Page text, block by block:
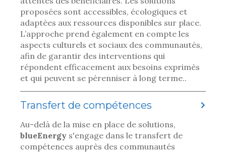
proposées sont accessibles, écologiques et
adaptées aux ressources disponibles sur place.
L’approche prend également en compte les
aspects culturels et sociaux des communautés,
afin de garantir des interventions qui
répondent efficacement aux besoins exprimés
et qui peuvent se pérenniser à long terme..
Transfert de compétences
Au-delà de la mise en place de solutions,
blueEnergy s'engage dans le transfert de
compétences auprès des communautés